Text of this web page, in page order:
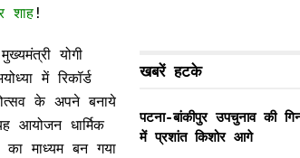
शाह !
खबरें हटके
पटना-बांकीपुर उपचुनाव की
में प्रशांत किशोर आगे
योगी
में रिकॉर्ड
के अपने बनाये
आयोजन धार्मिक
का माध्यम बन गया